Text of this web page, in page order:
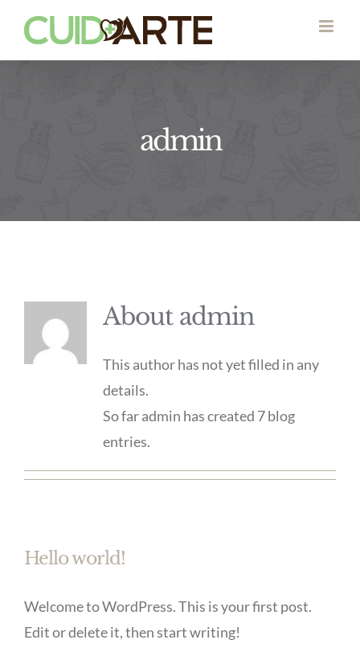
content
admin
About admin
This author has not yet filled in any
details.
So far admin has created 7 blog
entries.
Hello world!
Welcome to WordPress. This is your first post.
Edit or delete it, then start writing!